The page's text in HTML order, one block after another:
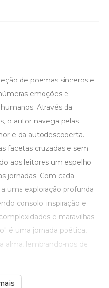
de poemas sinceros e
emoções e
Através da
o autor navega pelas
e da autodescoberta.
facetas cruzadas e sem
aos leitores um espelho
jornadas. Com cada
uma exploração profunda
consolo, inspiração e
e maravilhas
é uma jornada poética,
alma, lembrando-nos de